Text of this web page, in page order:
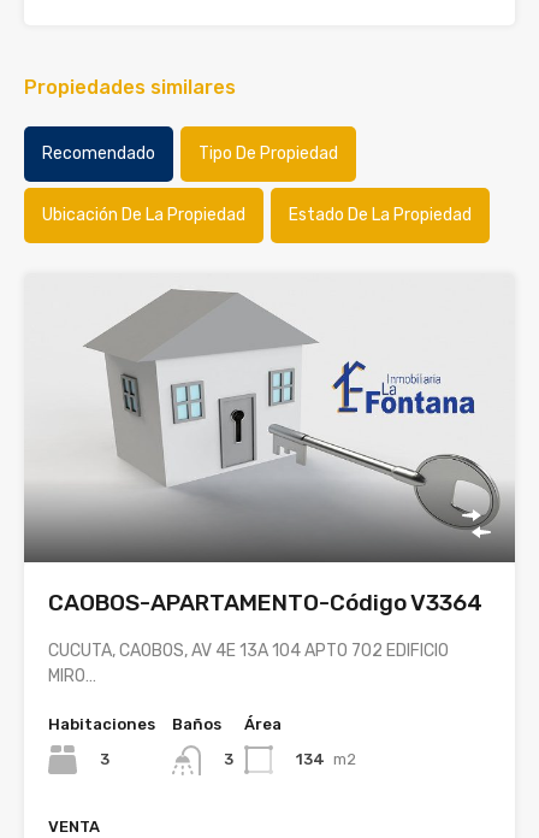
Propiedades similares
Recomendado Tipo De Propiedad
Ubicación De La Propiedad Estado De La Propiedad
CAOBOS-APARTAMENTO-Código V3364
CUCUTA, CAOBOS, AV 4E 13A 104 APTO 702 EDIFICIO
MIRO…
Habitaciones
3
Baños
3
Área
134 m2
VENTA